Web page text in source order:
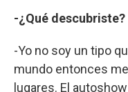
-¿Qué descubriste?
-Yo no soy un tipo
mundo entonces
lugares. El